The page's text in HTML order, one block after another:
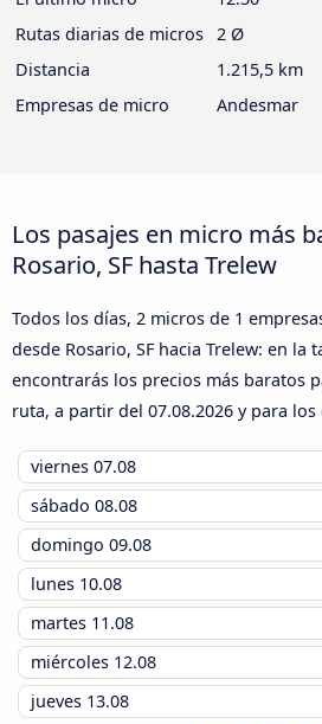
Rutas diarias de micros
2 Ø
Distancia
1.215,5 km
Empresas de micro
Andesmar
Los pasajes en micro más
Rosario, SF hasta Trelew
Todos los días, 2 micros de 1
desde Rosario, SF hacia Trelew: en la
encontrarás los precios más baratos
ruta, a partir del 07.08.2026 y para los
viernes 07.08
sábado 08.08
domingo 09.08
lunes 10.08
martes 11.08
miércoles 12.08
jueves 13.08